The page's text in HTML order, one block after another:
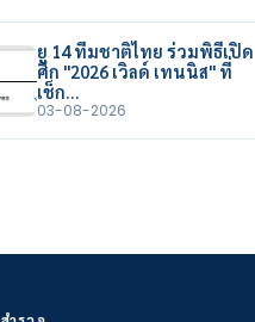
ยู 14 ทีมชาติไทย ร่วมพิธีเปิด
ศึก "2026 เวิลด์ เทนนิส" ที่
เช็ก…
03-08-2026